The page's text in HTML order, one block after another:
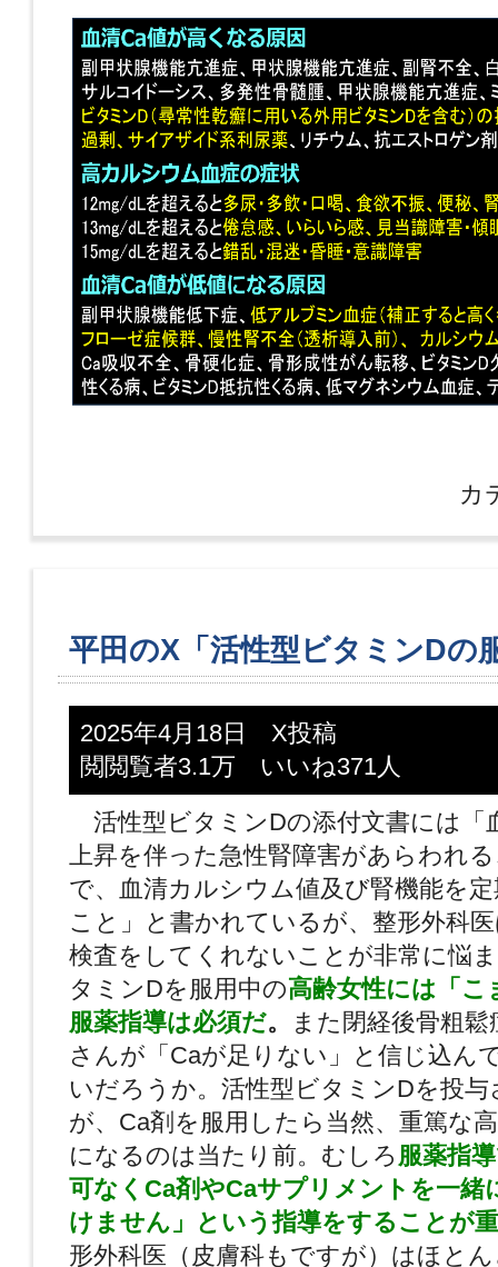
カ
平田のX「活性型ビタミンDの
2025年4月18日 X投稿
閲閲覧者3.1万 いいね371人
活性型ビタミンDの添付文書には「
上昇を伴った急性腎障害があらわれ
で、血清カルシウム値及び腎機能を
こと」と書かれているが、整形外科
検査をしてくれないことが非常に悩
タミンDを服用中の高齢女性には「こ
服薬指導は必須だ。
また閉経後骨粗
さんが「Caが足りない」と信じ込ん
いだろうか。活性型ビタミンDを投
が、Ca剤を服用したら当然、重篤な
になるのは当たり前。むしろ 服薬指
可なくCa剤やCaサプリメントを一緒
けません」という指導をすることが
形外科医（皮膚科もですが）はほと